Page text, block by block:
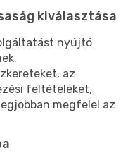
kiválasztása
nyújtó
az
feltételeket,
megfelel az